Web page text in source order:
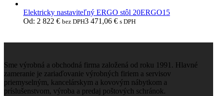
Elektricky nastaviteľný ERGO stôl 20ERGO15
Od: 2 822 € bez DPH3 471,06 € s DPH
Sme výrobná a obchodná firma založená od roku 1991. Hlavné
zameranie je zariaďovanie výrobných firiem a servisov
priemyselným, kancelárskym a kovovým nábytkom a
príslušenstvom, výroba a predaj poštových schránok.